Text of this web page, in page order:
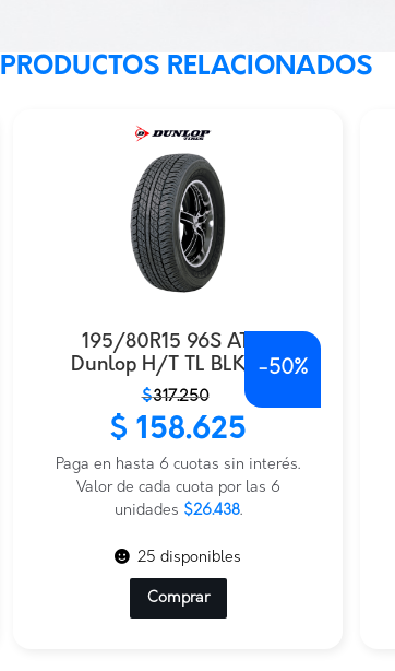
PRODUCTOS RELACIONADOS
195/80R15 96S AT20
Dunlop H/T TL BLK JAP
$317.250
era:
$317.250.
es:
$158.625.
$ 158.625
Paga en hasta 6 cuotas sin interés.
Valor de cada cuota por las 6
unidades $26.438.
-50%
25 disponibles
Comprar